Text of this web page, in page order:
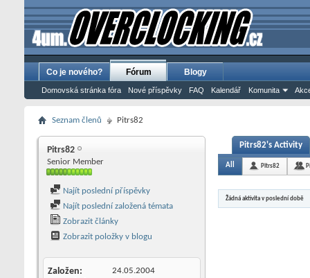
Co je nového? Fórum
Domovská stránka fóra Nové příspěvky FAQ Kalendář Komunita
Blogy
Seznam členů Pitrs82
Pitrs82
Senior Member
Najít poslední příspěvky
Najít poslední založená témata
Zobrazit články
Zobrazit položky v blogu
Založen 24.05.2004
Pitrs82's Activity
All Pitrs82
Žádná aktivita v poslední době